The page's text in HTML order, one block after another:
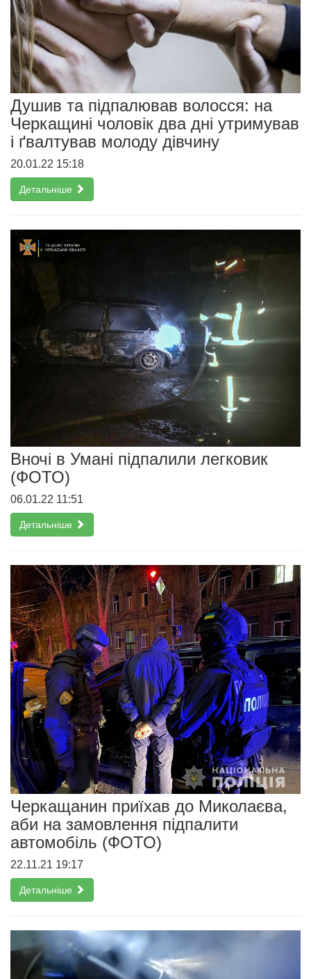
Душив та підпалював волосся: на
Черкащині чоловік два дні утримував
і ґвалтував молоду дівчину
20.01.22 15:18
Детальніше
Вночі в Умані підпалили легковик
(ФОТО)
06.01.22 11:51
Детальніше
Черкащанин приїхав до Миколаєва,
аби на замовлення підпалити
автомобіль (ФОТО)
22.11.21 19:17
Детальніше